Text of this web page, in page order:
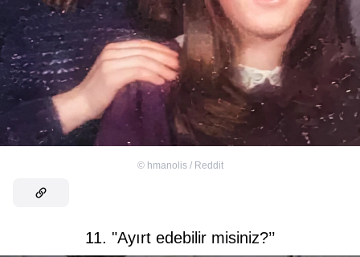
© hmanolis / Reddit
11. "Ayırt edebilir misiniz?’’